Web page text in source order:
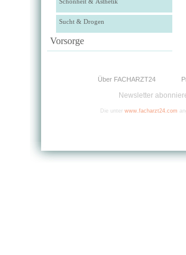
Sucht & Drogen
Vorsorge
Über FACHARZT24
Newsletter
Die unter www.facharzt24.com